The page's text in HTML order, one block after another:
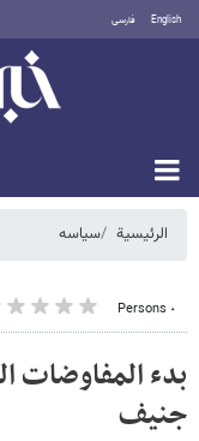
English فارسی
الرئيسية سیاسه
٠ Persons
بدء المفاوضات
جنیف